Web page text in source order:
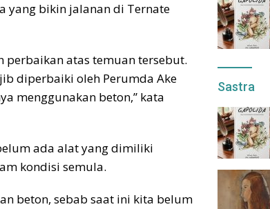
yang bikin jalanan di Ternate
perbaikan atas temuan tersebut.
diperbaiki oleh Perumda Ake
menggunakan beton,” kata
ada alat yang dimiliki
kondisi semula.
beton, sebab saat ini kita belum
Sastra